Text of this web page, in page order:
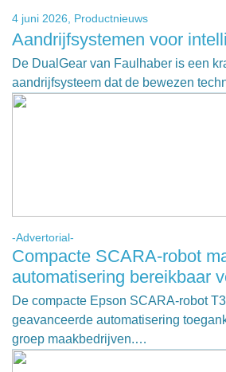
4 juni 2026, Productnieuws
Aandrijfsystemen voor
De DualGear van Faulhaber is een
aandrijfsysteem dat de bewezen
-Advertorial-
Compacte SCARA-robot
automatisering bereikbaar
De compacte Epson SCARA-robot
geavanceerde automatisering
groep maakbedrijven.…